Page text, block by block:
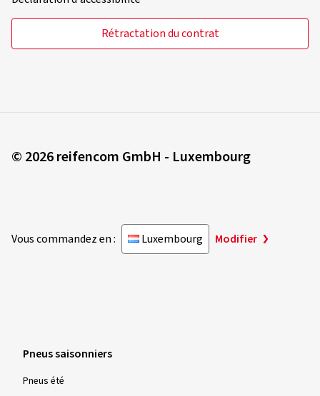
Rétractation du contrat
© 2026 reifencom GmbH - Luxembourg
Vous commandez en : Luxembourg Modifier
Pneus saisonniers
Pneus été